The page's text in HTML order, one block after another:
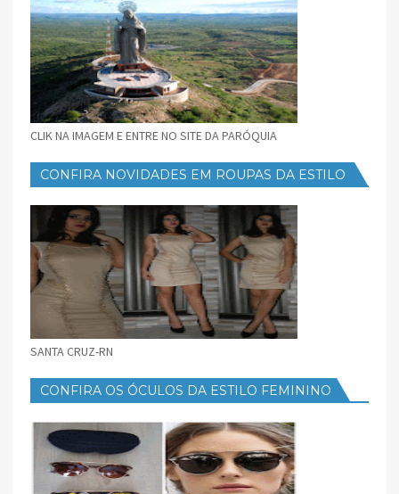
CLIK NA IMAGEM E ENTRE NO SITE DA PARÓQUIA
CONFIRA NOVIDADES EM ROUPAS DA ESTILO
SANTA CRUZ-RN
CONFIRA OS ÓCULOS DA ESTILO FEMININO